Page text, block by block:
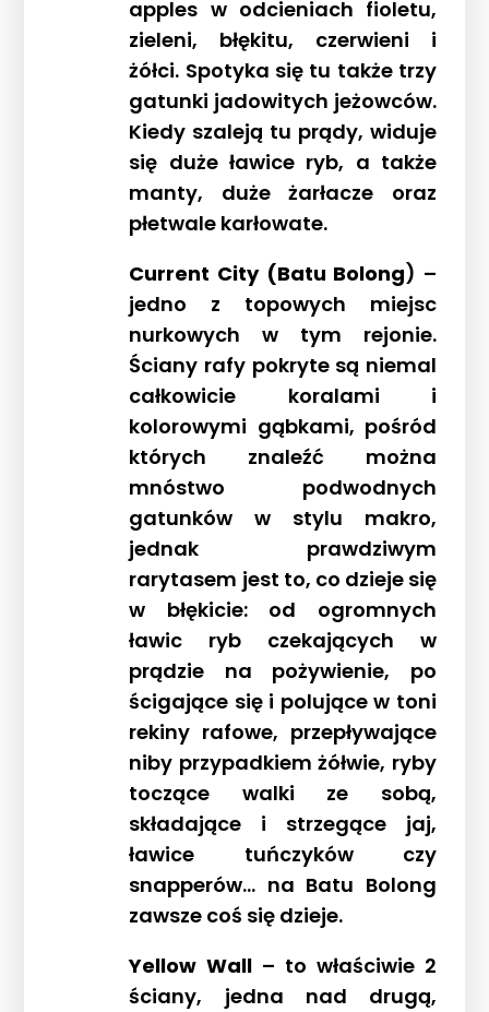
Strona główna !!!
O nas
Wyprawy Nurkowe
Gdzie i kiedy nurkować
Galeria
Blog
DAN
Kontakt
apples w odcieniach fioletu,
zieleni, błękitu, czerwieni i
żółci. Spotyka się tu także trzy
gatunki jadowitych jeżowców.
Kiedy szaleją tu prądy, widuje
się duże ławice ryb, a także
manty, duże żarłacze oraz
płetwale karłowate.
Current City (Batu Bolong) –
jedno z topowych miejsc
nurkowych w tym rejonie.
Ściany rafy pokryte są niemal
całkowicie koralami i
kolorowymi gąbkami, pośród
których znaleźć można
mnóstwo podwodnych
gatunków w stylu makro,
jednak prawdziwym
rarytasem jest to, co dzieje się
w błękicie: od ogromnych
ławic ryb czekających w
prądzie na pożywienie, po
ścigające się i polujące w toni
rekiny rafowe, przepływające
niby przypadkiem żółwie, ryby
toczące walki ze sobą,
składające i strzegące jaj,
ławice tuńczyków czy
snapperów… na Batu Bolong
zawsze coś się dzieje.
Yellow Wall – to właściwie 2
ściany, jedna nad drugą,